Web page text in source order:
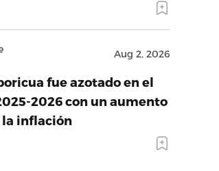
Aug 2, 2026
fue azotado en el
2026 con un aumento
la inflación